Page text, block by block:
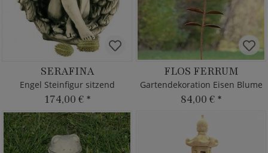
SERAFINA
Engel Steinfigur sitzend
174,00 € *
FLOS FERRUM
Gartendekoration Eisen Blume
84,00 € *